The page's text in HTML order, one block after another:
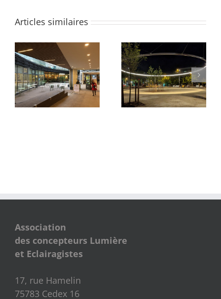
Articles similaires
Quartier des Groues
Parvis du Pont Neuf et
de La Samaritaine
Association
des concepteurs Lumière
et Eclairagistes
17, rue Hamelin
75783 Cedex 16